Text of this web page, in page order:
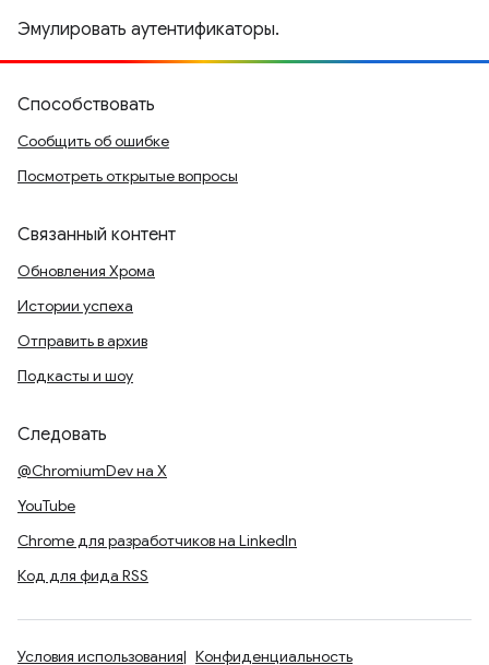
Эмулировать аутентификаторы.
Способствовать
Сообщить об ошибке
Посмотреть открытые вопросы
Связанный контент
Обновления Хрома
Истории успеха
Отправить в архив
Подкасты и шоу
Следовать
@ChromiumDev на X
YouTube
Chrome для разработчиков на LinkedIn
Код для фида RSS
Условия использования Конфиденциальность